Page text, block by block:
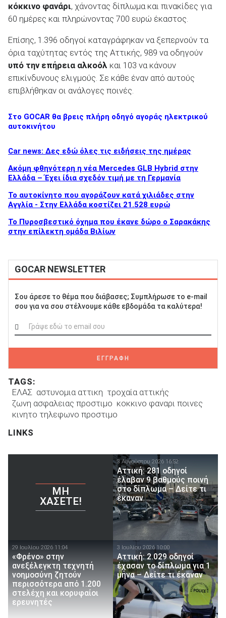
κόκκινο φανάρι, χάνοντας δίπλωμα και πινακίδες για
60 ημέρες και πληρώνοντας 700 ευρώ έκαστος.
Επίσης, 1.396 οδηγοί καταγράφηκαν να ξεπερνούν τα
όρια ταχύτητας εντός της Αττικής, 989 να οδηγούν
υπό την επήρεια αλκοόλ και 103 να κάνουν
επικίνδυνους ελιγμούς. Σε κάθε έναν από αυτούς
επιβλήθηκαν οι ανάλογες ποινές.
Στο GOCAR θα βρεις πλήρη οδηγό αγοράς ηλεκτρικού
αυτοκινήτου
Car news: Δες εδώ όλες τις ειδήσεις της ημέρας
Ακόμη φθηνότερη η νέα Mercedes GLB Hybrid στην
Ελλάδα – Έχει ίδια σχεδόν τιμή με τη Γερμανία
To αυτοκίνητο που αγοράζουν κατά χιλιάδες στην
Αγγλία - Στην Ελλάδα κοστίζει 21.528 ευρώ
Το Πυροσβεστικό όχημα που έκανε δώρο ο Σαρακάκης
στην επίλεκτη ομάδα Βιλίων
GOCAR NEWSLETTER
Σου άρεσε το θέμα που διάβασες; Συμπλήρωσε το e-mail
σου για να σου στέλνουμε κάθε εβδομάδα τα καλύτερα!
ΕΓΓΡΑΦΗ
TAGS:
ΕΛΑΣ αστυνομια αττικη τροχαία αττικής
ζωνη ασφαλειας προστιμο κοκκινο φαναρι ποινες
κινητο τηλεφωνο προστιμο
LINKS
ΜΗ
ΧΆΣΕΤΕ!
3 Αυγούστου 2026 16:52
Αττική: 281 οδηγοί
έλαβαν 9 βαθμούς ποινή
στο δίπλωμα – Δείτε τι
έκαναν
29 Ιουλίου 2026 11:04
«Φρένο» στην
ανεξέλεγκτη τεχνητή
νοημοσύνη ζητούν
περισσότερα από 1.200
στελέχη και κορυφαίοι
ερευνητές
3 Ιουλίου 2026 10:00
Αττική: 2.029 οδηγοί
έχασαν το δίπλωμα για 1
μήνα – Δείτε τι έκαναν